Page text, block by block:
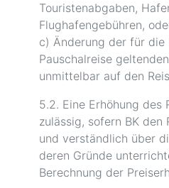
Touristenabgaben,
Flughafengebühren,
c) Änderung der für
Pauschalreise
unmittelbar auf den
5.2. Eine Erhöhung des
zulässig, sofern BK den
und verständlich über
deren Gründe
Berechnung der